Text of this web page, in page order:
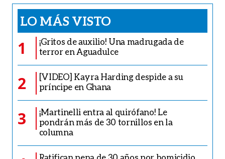
LO MÁS VISTO
1
¡Gritos de auxilio! Una madrugada de
terror en Aguadulce
2
[VIDEO] Kayra Harding despide a su
príncipe en Ghana
3
¡Martinelli entra al quirófano! Le
pondrán más de 30 tornillos en la
columna